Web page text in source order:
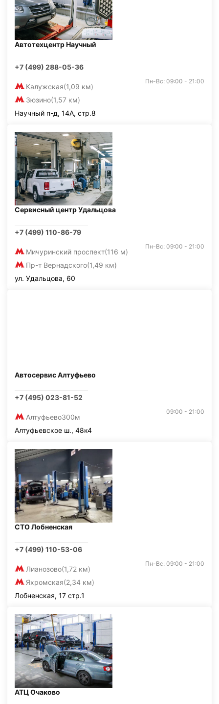
Автотехцентр Научный
+7 (499) 288-05-36
Калужская(1,09 км)
Зюзино(1,57 км)
Пн-Вс: 09:00 - 21:00
Научный п-д, 14А, стр.8
Сервисный центр Удальцова
+7 (499) 110-86-79
Мичуринский проспект(116 м)
Пр-т Вернадского(1,49 км)
Пн-Вс: 09:00 - 21:00
ул. Удальцова, 60
Автосервис Алтуфьево
+7 (495) 023-81-52
Алтуфьево300м
09:00 - 21:00
Алтуфьевское ш., 48к4
СТО Лобненская
+7 (499) 110-53-06
Лианозово(1,72 км)
Яхромская(2,34 км)
Пн-Вс: 09:00 - 21:00
Лобненская, 17 стр.1
АТЦ Очаково